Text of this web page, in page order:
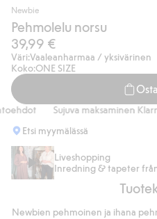
Newbie
Pehmolelu norsu
39,99 €
Väri:Vaaleanharmaa / yksivärinen
Koko:ONE SIZE
Osta
Sujuva maksaminen
Etsi myymälässä
Liveshopping
Inredning & tapeter
Newbien pehmoinen ja ihana